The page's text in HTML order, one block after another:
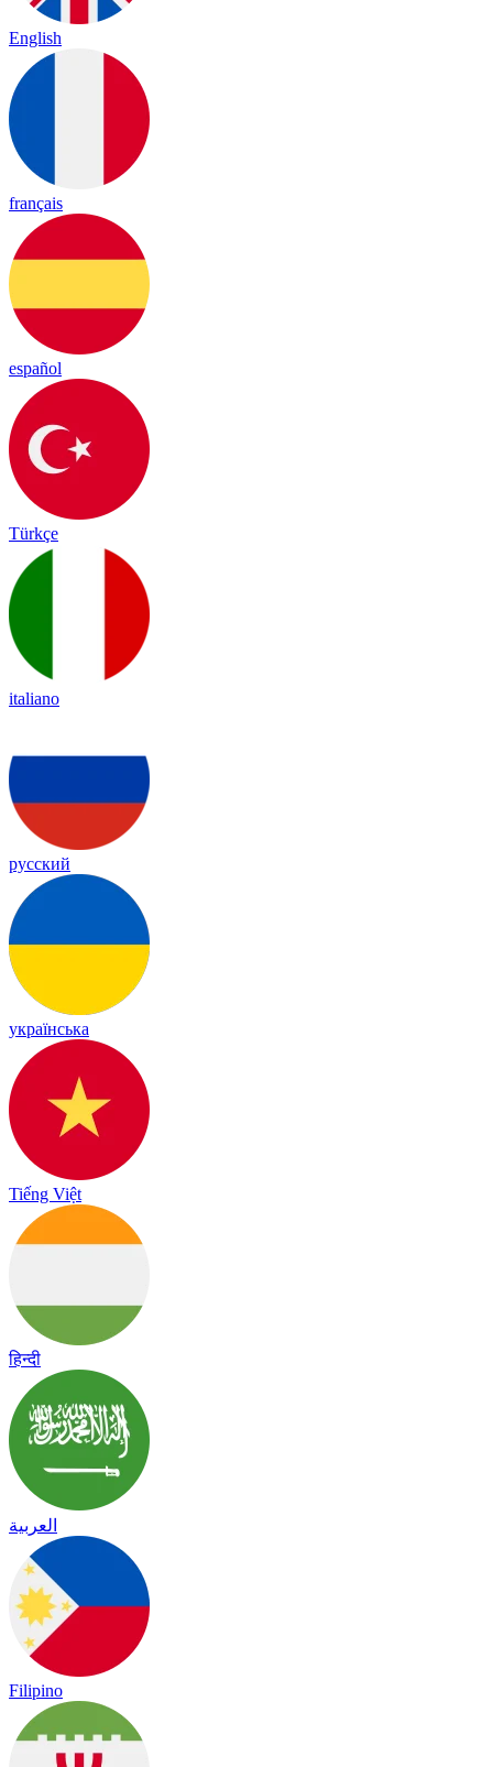
English
français
español
Türkçe
italiano
русский
українська
Tiếng Việt
हिन्दी
العربية
Filipino